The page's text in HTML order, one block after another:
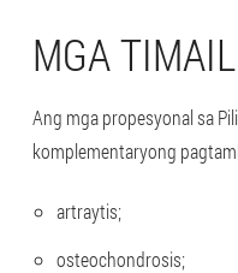
MGA
Ang mga propesyonal sa
komplementaryong
artraytis;
osteochondrosis;